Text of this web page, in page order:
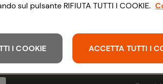
sul pulsante RIFIUTA TUTTI I COOKIE.
I COOKIE